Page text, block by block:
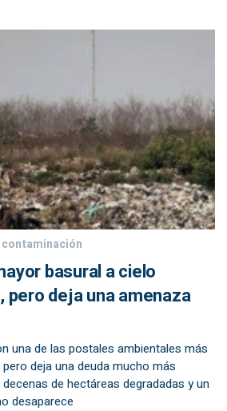
contaminación
basural a cielo
pero deja una amenaza
una de las postales ambientales más
deja una deuda mucho más
de hectáreas degradadas y un
desaparece